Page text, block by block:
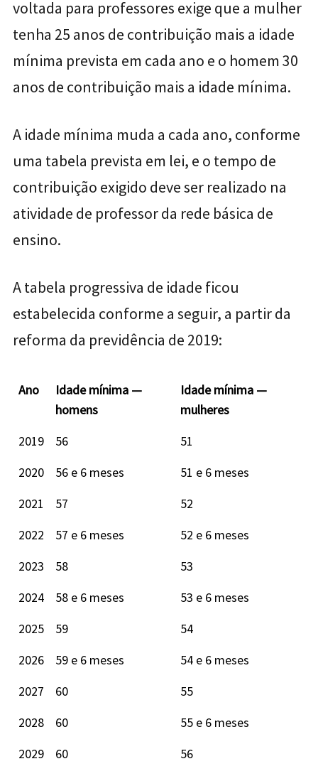
voltada para professores exige que a mulher
tenha 25 anos de contribuição mais a idade
mínima prevista em cada ano e o homem 30
anos de contribuição mais a idade mínima.
A idade mínima muda a cada ano, conforme
uma tabela prevista em lei, e o tempo de
contribuição exigido deve ser realizado na
atividade de professor da rede básica de
ensino.
A tabela progressiva de idade ficou
estabelecida conforme a seguir, a partir da
reforma da previdência de 2019:
Ano
Idade mínima —
homens
Idade mínima —
mulheres
2019
56
51
2020
56 e 6 meses
51 e 6 meses
2021
57
52
2022
57 e 6 meses
52 e 6 meses
2023
58
53
2024
58 e 6 meses
53 e 6 meses
2025
59
54
2026
59 e 6 meses
54 e 6 meses
2027
60
55
2028
60
55 e 6 meses
2029
60
56